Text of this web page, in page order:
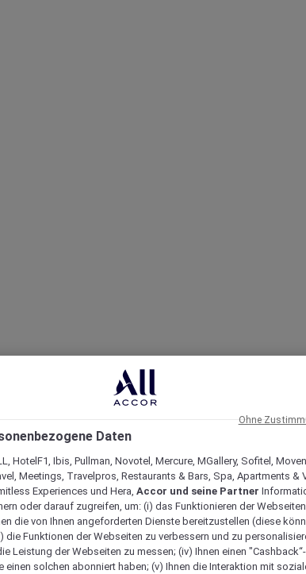
Daten
HotelF1, Ibis, Pullman, Novotel, Mercure, MGallery, Sofitel,
Meetings, Travelpros, Restaurants & Bars, Spa, Apartments &
Experiences und Hera, Accor und seine Partner
oder darauf zugreifen, um: (i) das Funktionieren der
die von Ihnen angeforderten Dienste bereitzustellen (diese
die Funktionen der Webseiten zu verbessern und zu
Leistung der Webseiten zu messen; (iv) Ihnen einen
einen solchen abonniert haben; (v) Ihnen die Interaktion mit
Ohne